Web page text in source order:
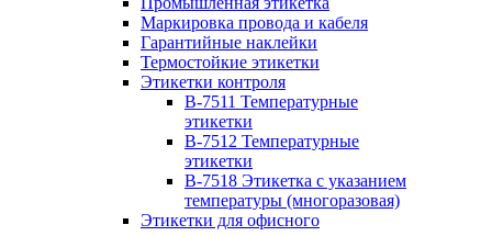
Маркировка провода и кабеля
Гарантийные наклейки
Термостойкие этикетки
Этикетки контроля
B-7511 Температурные
этикетки
B-7512 Температурные
этикетки
B-7518 Этикетка с указанием
температуры (многоразовая)
Этикетки для офисного